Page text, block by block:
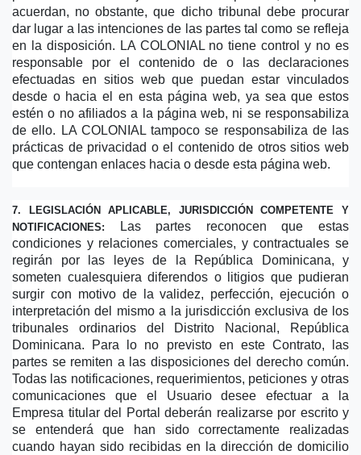
acuerdan, no obstante, que dicho tribunal debe procurar
dar lugar a las intenciones de las partes tal como se refleja
en la disposición. LA COLONIAL no tiene control y no es
responsable por el contenido de o las declaraciones
efectuadas en sitios web que puedan estar vinculados
desde o hacia el en esta página web, ya sea que estos
estén o no afiliados a la página web, ni se responsabiliza
de ello. LA COLONIAL tampoco se responsabiliza de las
prácticas de privacidad o el contenido de otros sitios web
que contengan enlaces hacia o desde esta página web.
7. LEGISLACIÓN APLICABLE, JURISDICCIÓN COMPETENTE Y
NOTIFICACIONES:
Las partes reconocen que estas
condiciones y relaciones comerciales, y contractuales se
regirán por las leyes de la República Dominicana, y
someten cualesquiera diferendos o litigios que pudieran
surgir con motivo de la validez, perfección, ejecución o
interpretación del mismo a la jurisdicción exclusiva de los
tribunales ordinarios del Distrito Nacional, República
Dominicana. Para lo no previsto en este Contrato, las
partes se remiten a las disposiciones del derecho común.
Todas las notificaciones, requerimientos, peticiones y otras
comunicaciones que el Usuario desee efectuar a la
Empresa titular del Portal deberán realizarse por escrito y
se entenderá que han sido correctamente realizadas
cuando hayan sido recibidas en la dirección de domicilio